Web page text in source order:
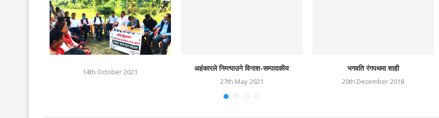
14th October 2021 अहंकारले निम्त्याउने विनाश-सम्पादकीय
27th May 2021
भगवति रंगपथमा शाही
20th December 2018